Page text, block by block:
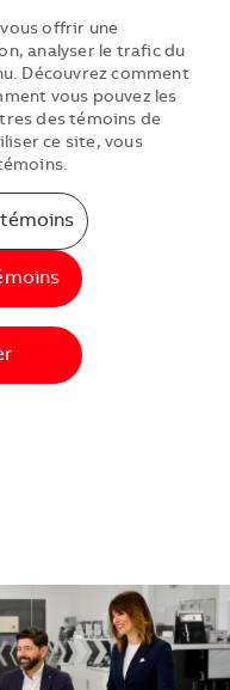
offrir une
analyser le trafic du
Découvrez comment
vous pouvez les
des témoins de
ce site, vous